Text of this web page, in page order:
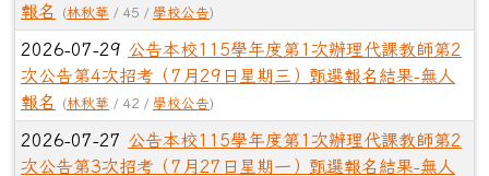
報名
(林秋華 / 45 / 學校公告)
2026-07-29 公告本校115學年度第1次辦理代課教師第2
次公告第4次招考（7月29日星期三）甄選報名結果-無人
報名
(林秋華 / 42 / 學校公告)
2026-07-27 公告本校115學年度第1次辦理代課教師第2
次公告第3次招考（7月27日星期一）甄選報名結果-無人